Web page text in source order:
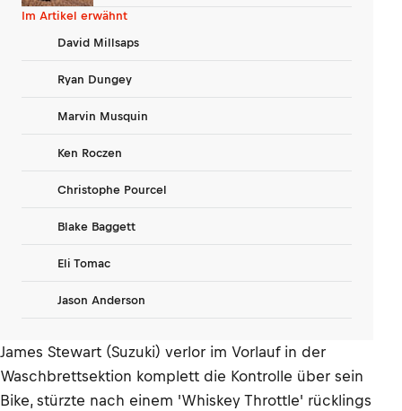
Washougal
Im Artikel erwähnt
David Millsaps
Ryan Dungey
Marvin Musquin
Ken Roczen
Christophe Pourcel
Blake Baggett
Eli Tomac
Jason Anderson
James Stewart (Suzuki) verlor im Vorlauf in der
Waschbrettsektion komplett die Kontrolle über sein
Bike, stürzte nach einem 'Whiskey Throttle' rücklings